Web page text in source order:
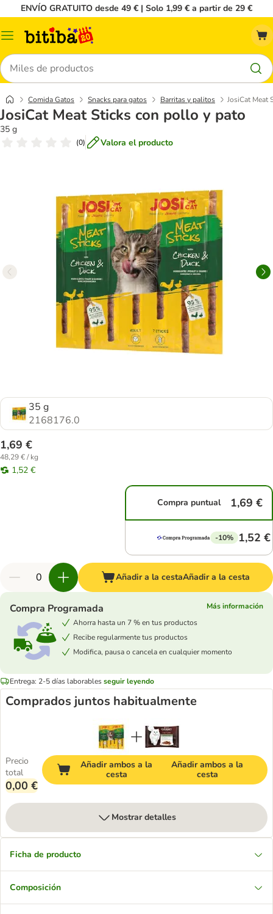
ENVÍO GRATUITO desde 49 € | Solo 1,99 € a partir de 29 €
Menú
Buscar
Comida Gatos Snacks para gatos Barritas y palitos JosiCat Meat
JosiCat Meat Sticks con pollo y pato
35 g
(0) Valora el producto
35 g
2168176.0
1,69 €
48,29 € / kg
1,52 €
Compra puntual 1,69 €
-10% 1,52 €
Añadir a la cestaAñadir a la cesta
Compra Programada
Más información
Ahorra hasta un 7 % en tus productos
Recibe regularmente tus productos
Modifica, pausa o cancela en cualquier momento
Entrega: 2-5 días laborablesseguir leyendo
Comprados juntos habitualmente
Precio
total
0,00 €
Añadir ambos a la
cesta
Añadir ambos a la
cesta
Mostrar detalles
Ficha de producto
Composición